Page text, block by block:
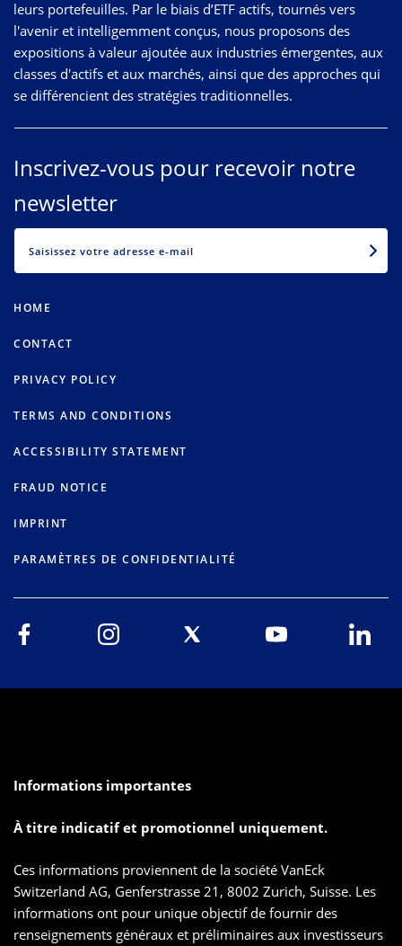
leurs portefeuilles. Par le biais d’ETF actifs, tournés vers
l'avenir et intelligemment conçus, nous proposons des
expositions à valeur ajoutée aux industries émergentes, aux
classes d'actifs et aux marchés, ainsi que des approches qui
se différencient des stratégies traditionnelles.
Inscrivez-vous pour recevoir notre
newsletter
HOME
CONTACT
PRIVACY POLICY
TERMS AND CONDITIONS
ACCESSIBILITY STATEMENT
FRAUD NOTICE
IMPRINT
PARAMÈTRES DE CONFIDENTIALITÉ
Informations importantes
À titre indicatif et promotionnel uniquement.
Ces informations proviennent de la société VanEck
Switzerland AG, Genferstrasse 21, 8002 Zurich, Suisse. Les
informations ont pour unique objectif de fournir des
renseignements généraux et préliminaires aux investisseurs